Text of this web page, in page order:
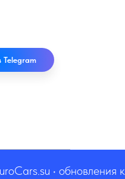
Telegram
• обновления